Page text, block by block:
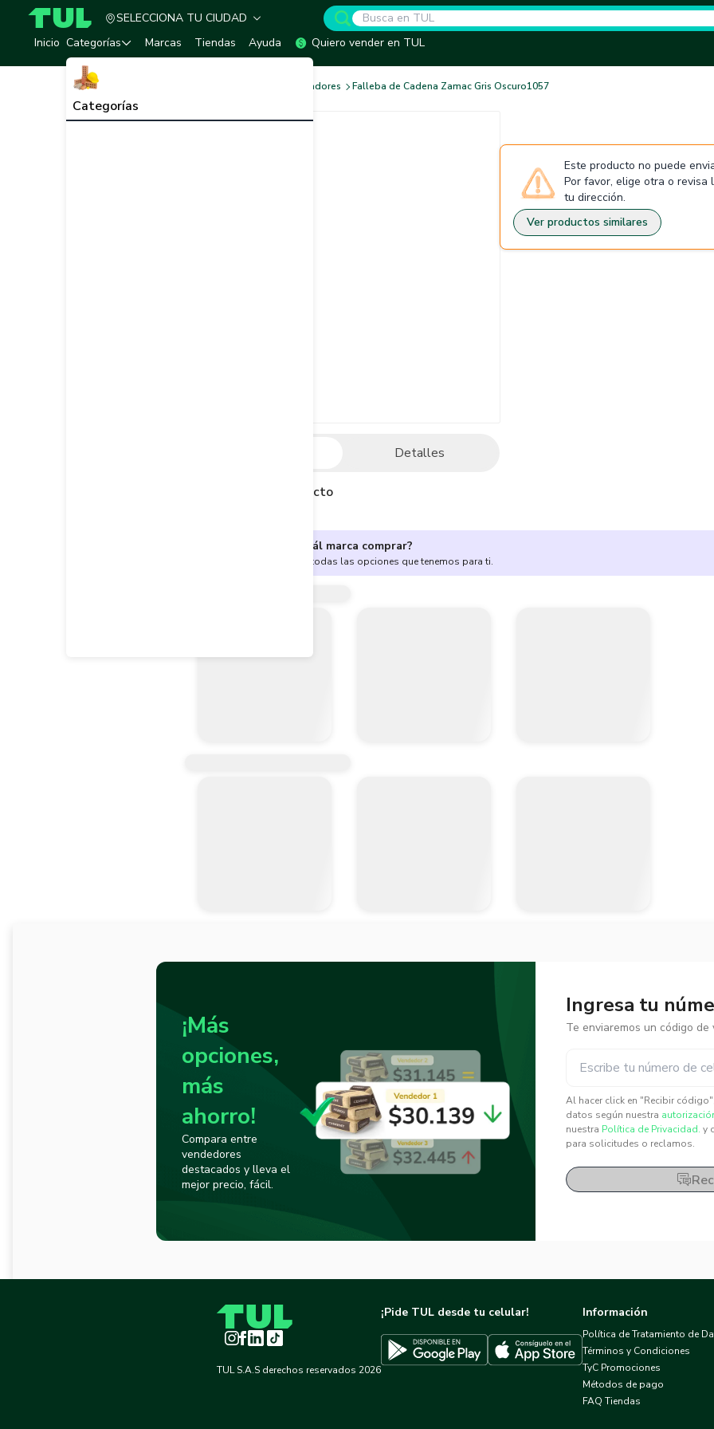
TUL - Tu Marketplace de Construcción
SELECCIONA TU CIUDAD
Inicio Categorías
Categorías
Marcas Tiendas Ayuda Quiero vender en TUL
Pasadores Falleba de Cadena Zamac Gris Oscuro1057
Detalles
Descripción del producto
Este producto no puede
Por favor, elige otra o revisa
tu dirección.
Ver productos similares
¿No sabes cuál marca comprar?
Encuentra aquí todas las opciones que tenemos para ti.
¡Más
opciones,
más
ahorro!
Compara entre
vendedores
destacados y lleva el
mejor precio, fácil.
Ingresa tu
Te enviaremos un código de
Al hacer click en "Recibir
datos según nuestra
nuestra Política de Privacidad. y
para solicitudes o reclamos.
Instagram
Facebook
LinkedInTikTok
TUL S.A.S derechos reservados 2026
¡Pide TUL desde tu celular!
Descargar TUL en Google PlayDescargar TUL en App Store
Información
Política de Tratamiento de
Términos y Condiciones
TyC Promociones
Métodos de pago
FAQ Tiendas